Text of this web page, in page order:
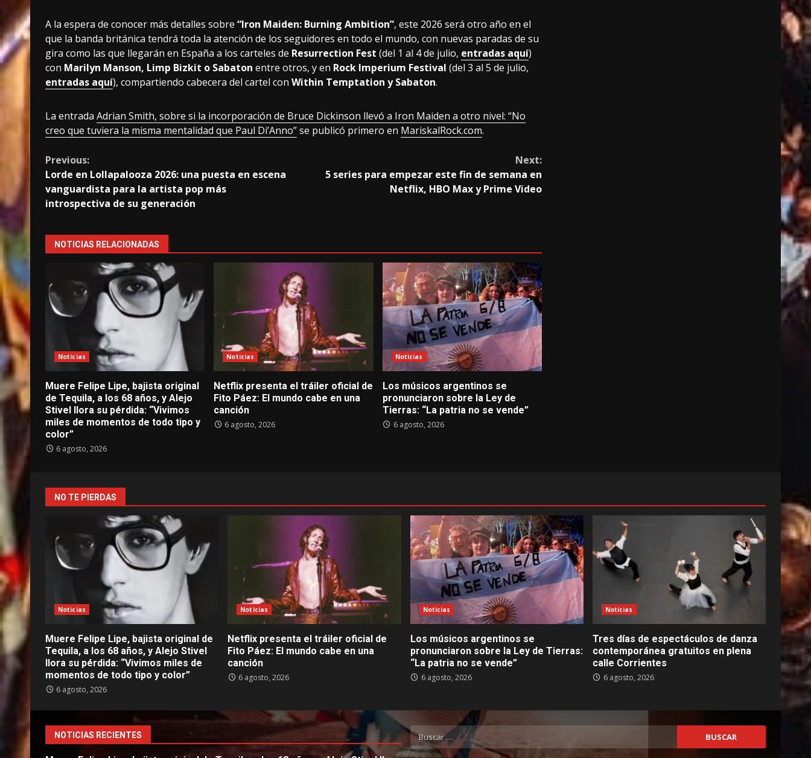
A la espera de conocer más detalles sobre “Iron Maiden: Burning Ambition”, este 2026 será otro año en el
que la banda británica tendrá toda la atención de los seguidores en todo el mundo, con nuevas paradas de su
gira como las que llegarán en España a los carteles de Resurrection Fest (del 1 al 4 de julio, entradas aquí)
con Marilyn Manson, Limp Bizkit o Sabaton entre otros, y en Rock Imperium Festival (del 3 al 5 de julio,
entradas aquí), compartiendo cabecera del cartel con Within Temptation y Sabaton.
La entrada Adrian Smith, sobre si la incorporación de Bruce Dickinson llevó a Iron Maiden a otro nivel: “No
creo que tuviera la misma mentalidad que Paul Di’Anno”se publicó primero en MariskalRock.com.
Continue
Reading
Previous:
Lorde en Lollapalooza 2026: una puesta en escena
vanguardista para la artista pop más
introspectiva de su generación
Next:
5 series para empezar este fin de semana en
Netflix, HBO Max y Prime Video
NOTICIAS RELACIONADAS
Noticias
Muere Felipe Lipe, bajista original
de Tequila, a los 68 años, y Alejo
Stivel llora su pérdida: “Vivimos
miles de momentos de todo tipo y
color”
6 agosto, 2026
Noticias
Netflix presenta el tráiler oficial de
Fito Páez: El mundo cabe en una
canción
6 agosto, 2026
Noticias
Los músicos argentinos se
pronunciaron sobre la Ley de
Tierras: “La patria no se vende”
6 agosto, 2026
NO TE PIERDAS
Noticias
Muere Felipe Lipe, bajista original de
Tequila, a los 68 años, y Alejo Stivel
llora su pérdida: “Vivimos miles de
momentos de todo tipo y color”
6 agosto, 2026
Noticias
Netflix presenta el tráiler oficial de
Fito Páez: El mundo cabe en una
canción
6 agosto, 2026
Noticias
Los músicos argentinos se
pronunciaron sobre la Ley de Tierras:
“La patria no se vende”
6 agosto, 2026
Noticias
Tres días de espectáculos de danza
contemporánea gratuitos en plena
calle Corrientes
6 agosto, 2026
NOTICIAS RECIENTES Buscar: